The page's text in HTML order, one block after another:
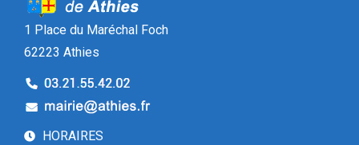
1 Place du Maréchal Foch
62223 Athies
HORAIRES